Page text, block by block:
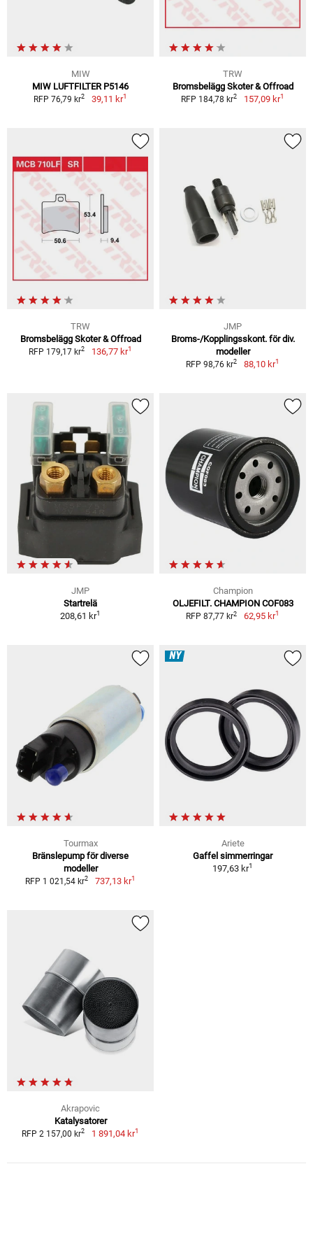
MIW
MIW LUFTFILTER P5146
RFP 76,79 kr2 39,11 kr1
TRW
Bromsbelägg Skoter & Offroad
RFP 184,78 kr2 157,09 kr1
TRW
Bromsbelägg Skoter & Offroad
RFP 179,17 kr2 136,77 kr1
JMP
Broms-/Kopplingsskont. för div.
modeller
RFP 98,76 kr2 88,10 kr1
JMP
Startrelä
208,61 kr1
Champion
OLJEFILT. CHAMPION COF083
RFP 87,77 kr2 62,95 kr1
Tourmax
Bränslepump för diverse
modeller
RFP 1 021,54 kr2 737,13 kr1
NY
Ariete
Gaffel simmerringar
197,63 kr1
Akrapovic
Katalysatorer
RFP 2 157,00 kr2 1 891,04 kr1